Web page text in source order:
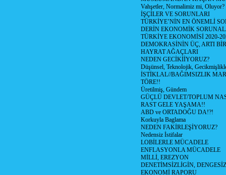
Vahşetler, Normalimiz mi, Oluyor?
İŞÇİLER VE SORUNLARI
TÜRKİYE’NİN EN ÖNEMLİ
DERİN EKONOMİK
TÜRKİYE EKONOMİSİ 2020-
DEMOKRASİNİN ÜÇ, ARTI
HAYRAT AĞAÇLARI
NEDEN GECİKİİYORUZ?
Düşünsel, Teknolojik,
İSTİKLAL//BAĞIMSIZLIK
TÖRE!!
Üretilmiş, Gündem
GÜÇLÜ DEVLET/TOPLUM
RAST GELE YAŞAMA!!
ABD ve ORTADOĞU DA!?!
Korkuyla Baglama
NEDEN FAKİRLEŞİYORUZ?
Nedensiz İstifalar
LOBİLERLE MÜCADELE
ENFLASYONLA MÜCADELE
MİLLİ, EREZYON
DENETİMSİZLİGİN,
EKONOMİ RAPORU